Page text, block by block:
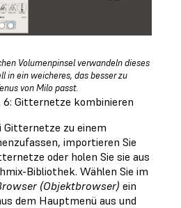
Volumenpinsel verwandeln dieses
in ein weicheres, das besser zu
von Milo passt.
6: Gitternetze kombinieren
Gitternetze zu einem
importieren Sie
oder holen Sie sie aus
Bibliothek. Wählen Sie im
(Objektbrowser) ein
dem Hauptmenü aus und